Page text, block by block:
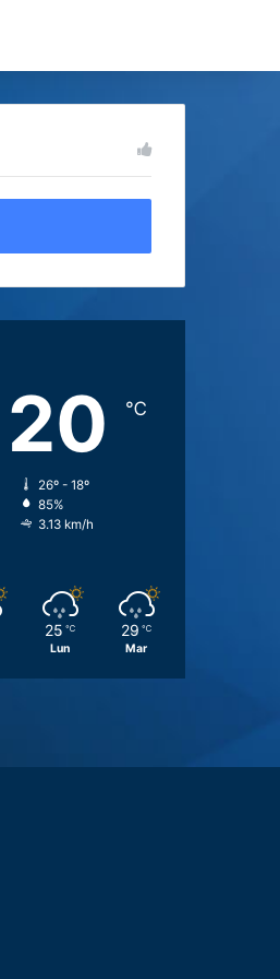
20 ℃
26º - 18º
85%
3.13 km/h
25 ℃
Lun
29 ℃
Mar